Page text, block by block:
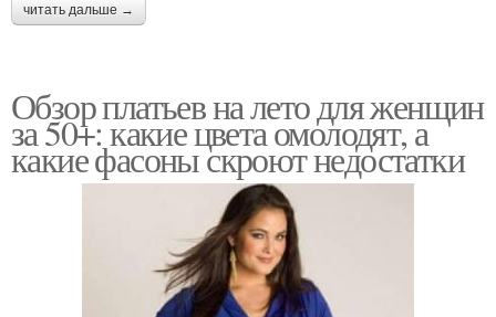
читать дальше →
Обзор платьев на лето для женщин
за 50+: какие цвета омолодят, а
какие фасоны скроют недостатки